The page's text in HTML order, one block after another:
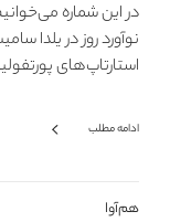
در این شماره
نوآورد روز در یلدا
استارتاپ‌های
ادامه مطلب
هم‌آوا